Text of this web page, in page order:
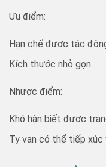
Ưu điểm:
Hạn chế được tác
Kích thước nhỏ gọn
Nhược điểm:
Khó hận biết được
Ty van có thể tiếp xúc